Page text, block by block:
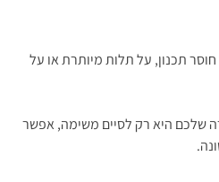
תכנון, על תלות מיותרת או על
שלכם היא רק לסיים משימה, אפשר